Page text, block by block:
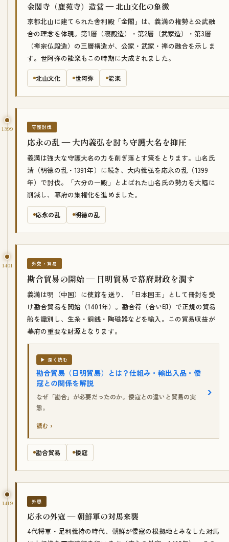
金閣寺（鹿苑寺）造営 — 北山文化の象徴
京都北山に建てられた舎利殿「金閣」は、義満の権勢と公武融
合の理念を体現。第1層（寝殿造）・第2層（武家造）・第3層
（禅宗仏殿造）の三層構造が、公家・武家・禅の融合を示しま
す。世阿弥の能楽もこの時期に大成されました。
北山文化 世阿弥 能楽
1399 守護討伐
応永の乱 — 大内義弘を討ち守護大名を抑圧
義満は強大な守護大名の力を削ぎ落とす策をとります。山名氏
清（明徳の乱・1391年）に続き、大内義弘を応永の乱（1399
年）で討伐。「六分の一殿」とよばれた山名氏の勢力を大幅に
削減し、幕府の集権化を進めました。
応永の乱 明徳の乱
1401 外交・貿易
勘合貿易の開始 — 日明貿易で幕府財政を潤す
義満は明（中国）に使節を送り、「日本国王」として冊封を受
け勘合貿易を開始（1401年）。勘合符（合い印）で正規の貿易
船を識別し、生糸・銅銭・陶磁器などを輸入。この貿易収益が
幕府の重要な財源となります。
▶ 深く読む
勘合貿易（日明貿易）とは？仕組み・輸出入品・倭
寇との関係を解説
なぜ「勘合」が必要だったのか。倭寇との違いと貿易の実
態。
読む ›
勘合貿易 倭寇
1419 外患
応永の外寇 — 朝鮮軍の対馬来襲
4代将軍・足利義持の時代、朝鮮が倭寇の根拠地とみなした対馬